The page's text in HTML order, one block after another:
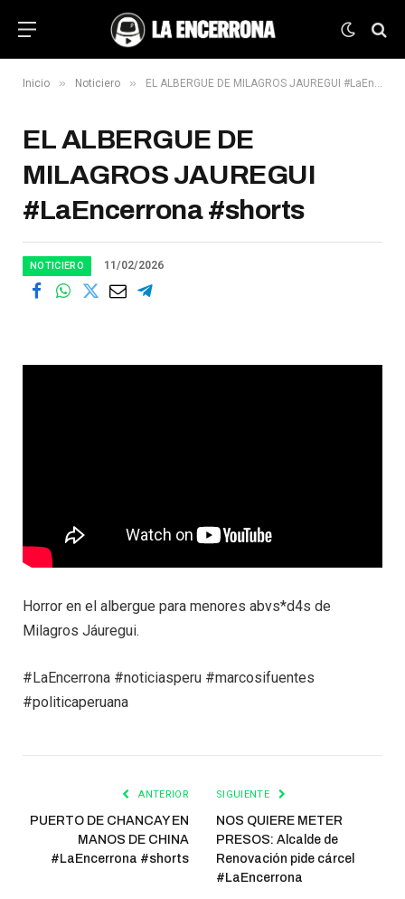
Inicio » Noticiero » EL ALBERGUE DE MILAGROS JAUREGUI #LaEncerrona #shorts
EL ALBERGUE DE
MILAGROS JAUREGUI
#LaEncerrona #shorts
NOTICIERO 11/02/2026
Horror en el albergue para menores abvs*d4s de
Milagros Jáuregui.
#LaEncerrona #noticiasperu #marcosifuentes
#politicaperuana
ANTERIOR
PUERTO DE CHANCAY EN
MANOS DE CHINA
#LaEncerrona #shorts
SIGUIENTE
NOS QUIERE METER
PRESOS: Alcalde de
Renovación pide cárcel
#LaEncerrona